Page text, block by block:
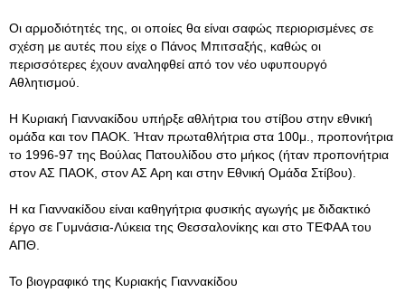
Οι αρμοδιότητές της, οι οποίες θα είναι σαφώς περιορισμένες σε
σχέση με αυτές που είχε ο Πάνος Μπιτσαξής, καθώς οι
περισσότερες έχουν αναληφθεί από τον νέο υφυπουργό
Αθλητισμού.
Η Κυριακή Γιαννακίδου υπήρξε αθλήτρια του στίβου στην εθνική
ομάδα και τον ΠΑΟΚ. Ήταν πρωταθλήτρια στα 100μ., προπονήτρια
το 1996-97 της Βούλας Πατουλίδου στο μήκος (ήταν προπονήτρια
στον ΑΣ ΠΑΟΚ, στον ΑΣ Αρη και στην Εθνική Ομάδα Στίβου).
Η κα Γιαννακίδου είναι καθηγήτρια φυσικής αγωγής με διδακτικό
έργο σε Γυμνάσια-Λύκεια της Θεσσαλονίκης και στο ΤΕΦΑΑ του
ΑΠΘ.
Το βιογραφικό της Κυριακής Γιαννακίδου